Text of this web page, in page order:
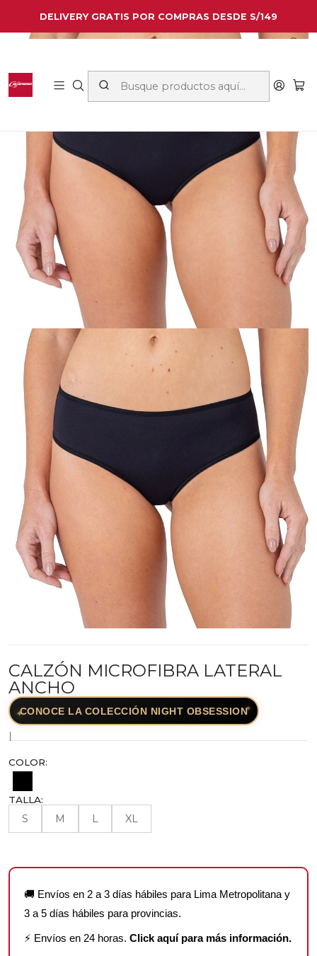
DELIVERY GRATIS POR COMPRAS DESDE S/149
CALZÓN MICROFIBRA LATERAL
ANCHO
✦
✦CONOCE LA COLECCIÓN NIGHT OBSESSION
|
COLOR:
TALLA:
S M L XL
🚚 Envíos en 2 a 3 días hábiles para Lima Metropolitana y
3 a 5 días hábiles para provincias.
⚡ Envíos en 24 horas. Click aquí para más información.